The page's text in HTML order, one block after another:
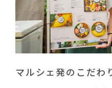
マルシェ発のこだわ